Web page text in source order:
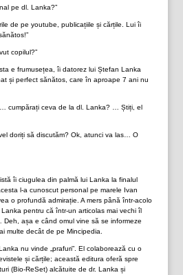
pe dl. Lanka?”
de pe youtube, publicațiile și cărțile. Lui îi
copilul?”
e frumusețea, îi datorez lui Ștefan Lanka
și perfect sănătos, care în aproape 7 ani nu
cumpărați ceva de la dl. Lanka? … Știți, el
doriți să discutăm? Ok, atunci va las… O
îi ciugulea din palmă lui Lanka la finalul
l-a cunoscut personal pe marele Ivan
o profundă admirație. A mers până într-acolo
pentru că într-un articolas mai vechi îl
Deh, așa e când omul vine să se informeze
multe decât de pe Mincipedia.
nu vinde „prafuri”. El colaborează cu o
și cărțile; această editura oferă spre
(Bio-ReSet) alcătuite de dr. Lanka și